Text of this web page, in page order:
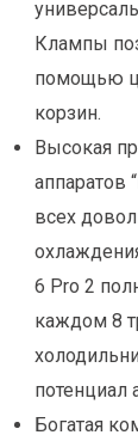
Клампы
помощью
корзин.
Высокая
аппаратов
всех
6 Pro 2
каждом 8
потенциал
Богатая